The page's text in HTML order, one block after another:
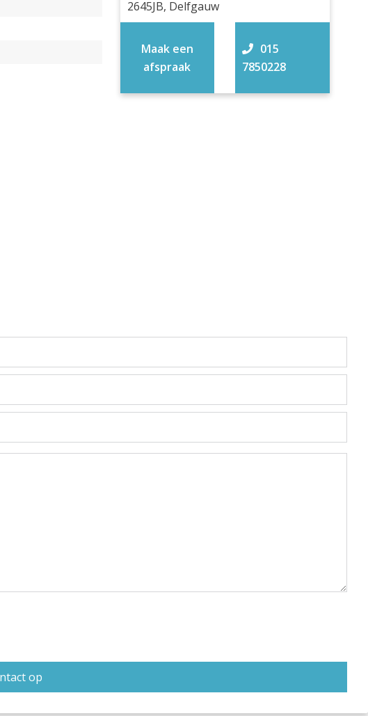
2645JB, Delfgauw
015
7850228
Maak een
afspraak